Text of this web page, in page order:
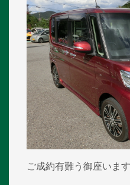
ご成約有難う御座いま